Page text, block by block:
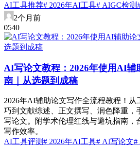
AI工具推荐# 2026年AI工具# AIGC检测
2个月前
0540
AI写论文教程：2026年使用AI辅
南｜从选题到成稿
2026年AI辅助论文写作全流程教程！从
巧到文献综述、正文撰写、润色降重，
写论文。附学术伦理红线与避坑指南，
写作效率。
AI工具评测# 2026年AI工具# AI写论文#